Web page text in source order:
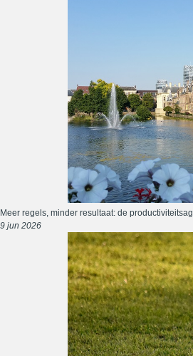
Meer regels, minder resultaat: de
9 jun 2026